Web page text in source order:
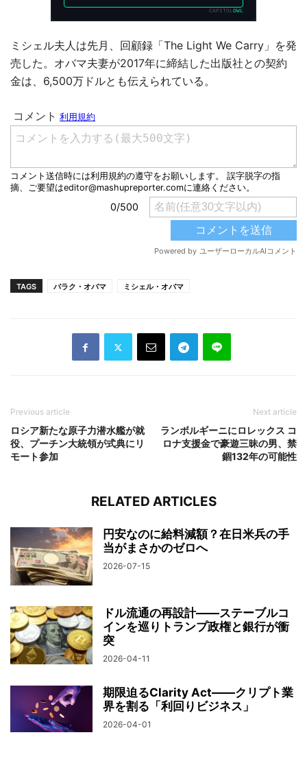
ミシェル夫人は先月、回顧録「The Light We Carry」を発
売した。オバマ夫妻が2017年に締結した出版社との契約
金は、6,500万ドルとも伝えられている。
TAGS バラク・オバマ ミシェル・オバマ
Previous article
ロシア新たな原子力潜水艦が就
役、プーチン大統領が式典にリ
モート参加
Next article
ランボルギーニにロレックス コ
ロナ支援金で豪遊三昧の男、禁
錮132年の可能性
RELATED ARTICLES
円安なのに給料減額？在日米兵の手
当がまさかのゼロへ
2026-07-15
ドル流通の再設計——ステーブルコ
インを巡りトランプ政権と銀行が衝
突
2026-04-11
期限迫るClarity Act——クリプト業
界を割る「利回りビジネス」
2026-04-01